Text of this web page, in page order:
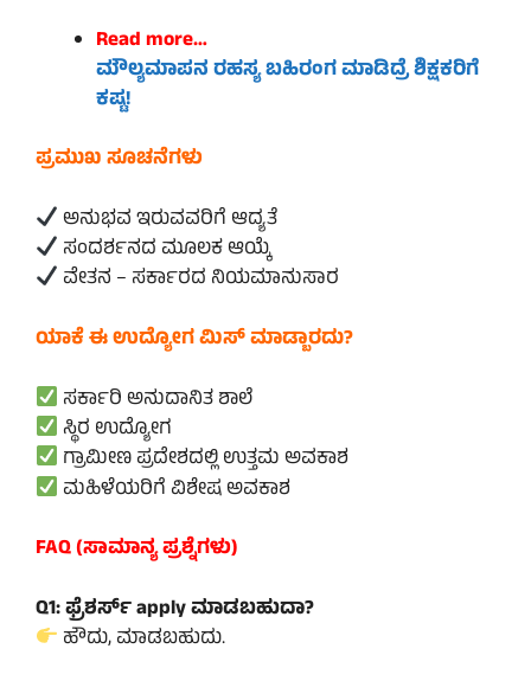
Read more…
ಮೌಲ್ಯಮಾಪನ ರಹಸ್ಯ ಬಹಿರಂಗ ಮಾಡಿದ್ರೆ ಶಿಕ್ಷಕರಿಗೆ
ಕಷ್ಟ!
ಪ್ರಮುಖ ಸೂಚನೆಗಳು
ಅನುಭವ ಇರುವವರಿಗೆ ಆದ್ಯತೆ
ಸಂದರ್ಶನದ ಮೂಲಕ ಆಯ್ಕೆ
ವೇತನ – ಸರ್ಕಾರದ ನಿಯಮಾನುಸಾರ
ಯಾಕೆ ಈ ಉದ್ಯೋಗ ಮಿಸ್ ಮಾಡ್ಬಾರದು?
ಸರ್ಕಾರಿ ಅನುದಾನಿತ ಶಾಲೆ
ಸ್ಥಿರ ಉದ್ಯೋಗ
ಗ್ರಾಮೀಣ ಪ್ರದೇಶದಲ್ಲಿ ಉತ್ತಮ ಅವಕಾಶ
ಮಹಿಳೆಯರಿಗೆ ವಿಶೇಷ ಅವಕಾಶ
FAQ (ಸಾಮಾನ್ಯ ಪ್ರಶ್ನೆಗಳು)
Q1: ಫ್ರೆಶರ್ಸ್ apply ಮಾಡಬಹುದಾ?
ಹೌದು, ಮಾಡಬಹುದು.